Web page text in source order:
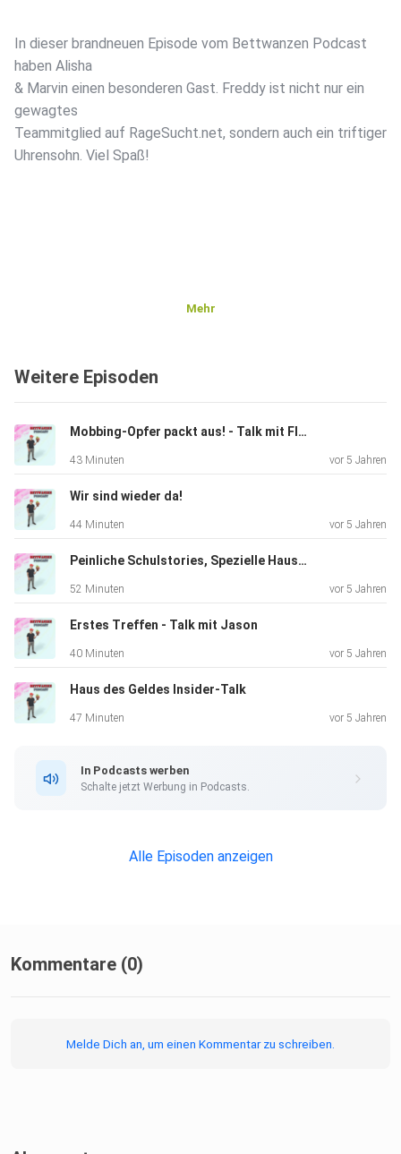
In dieser brandneuen Episode vom Bettwanzen Podcast
haben Alisha
& Marvin einen besonderen Gast. Freddy ist nicht nur ein
gewagtes
Teammitglied auf RageSucht.net, sondern auch ein triftiger
Uhrensohn. Viel Spaß!
Mehr
Weitere Episoden
Mobbing-Opfer packt aus! - Talk mit Florian
43 Minuten vor 5 Jahren
Wir sind wieder da!
44 Minuten vor 5 Jahren
Peinliche Schulstories, Spezielle Haustiere - Talk mit Moffel
52 Minuten vor 5 Jahren
Erstes Treffen - Talk mit Jason
40 Minuten vor 5 Jahren
Haus des Geldes Insider-Talk
47 Minuten vor 5 Jahren
In Podcasts werben
Schalte jetzt Werbung in Podcasts.
Alle Episoden anzeigen
Kommentare (0)
Melde Dich an, um einen Kommentar zu schreiben.